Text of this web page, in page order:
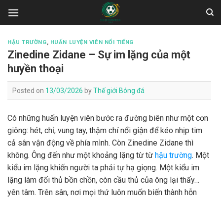
HẬU TRƯỜNG, HUẤN LUYỆN VIÊN NỔI TIẾNG
Zinedine Zidane – Sự im lặng của một
huyền thoại
Posted on 13/03/2026 byThế giới Bóng đá
Có những huấn luyện viên bước ra đường biên như một cơn
giông: hét, chỉ, vung tay, thậm chí nổi giận để kéo nhịp tim
cả sân vận động về phía mình. Còn Zinedine Zidane thì
không. Ông đến như một khoảng lặng từ từ hậu trường. Một
kiểu im lặng khiến người ta phải tự hạ giọng. Một kiểu im
lặng làm đối thủ bồn chồn, còn cầu thủ của ông lại thấy…
yên tâm. Trên sân, nơi mọi thứ luôn muốn biến thành hỗn